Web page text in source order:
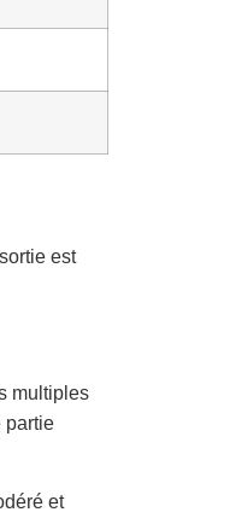
est
multiples
partie
et